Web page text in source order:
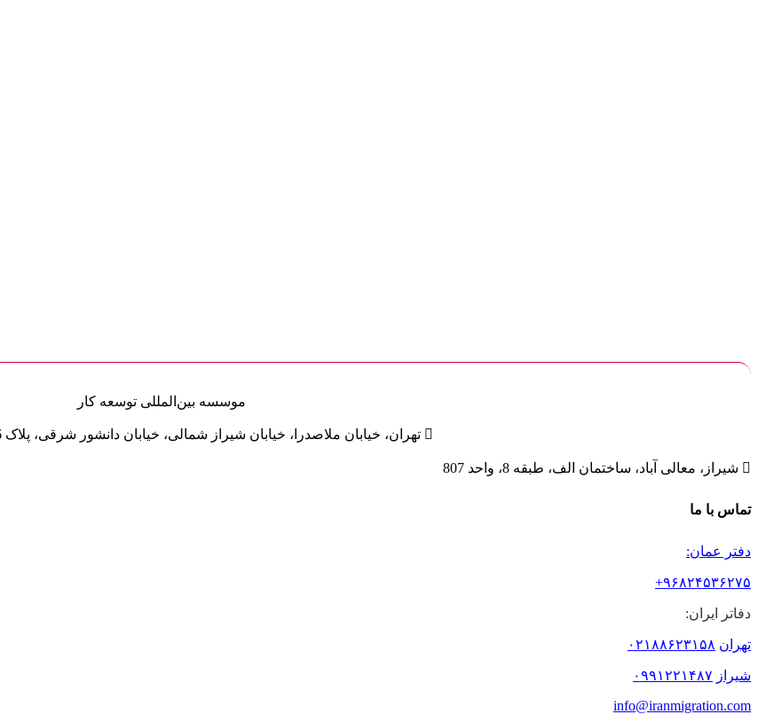
موسسه بین‌المللی توسعه کار
 تهران، خیابان ملاصدرا، خیابان شیراز شمالی، خیابان دانشور شرقی، پلاک 26 طبقه 12 واحد A
 شیراز، معالی آباد، ساختمان الف، طبقه 8، واحد 807
تماس با ما
دفتر عمان:
۹۶۸۲۴۵۳۶۲۷۵+
دفاتر ایران:
تهران ۰۲۱۸۸۶۲۳۱۵۸
شیراز ۰۹۹۱۲۲۱۴۸۷
info@iranmigration.com